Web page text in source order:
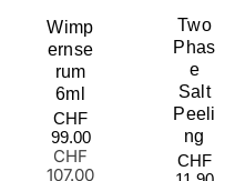
Mama & Me
Wimp
Ernse
Rum
6ml
Normaler
Preis
CHF
99.00
CHF
107.00
Two
Phas
E
Salt
Peeli
Ng
Normaler
CHF